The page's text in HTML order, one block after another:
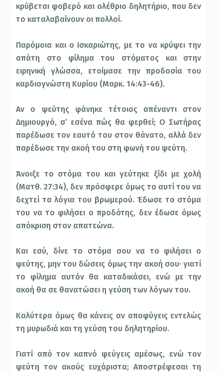
κρύβεται φοβερό και ολέθριο δηλητήριο, που δεν
το καταλαβαίνουν οι πολλοί.
Παρόμοια και ο Ισκαριώτης, με το να κρύψει την
απάτη στο φίλημα του στόματος και στην
ειρηνική γλώσσα, ετοίμασε την προδοσία του
καρδιογνώστη Κυρίου (Μαρκ. 14:43-46).
Αν ο ψεύτης φάνηκε τέτοιος απέναντι στον
Δημιουργό, σ’ εσένα πώς θα φερθεί; Ο Σωτήρας
παρέδωσε τον εαυτό του στον θάνατο, αλλά δεν
παρέδωσε την ακοή του στη φωνή του ψεύτη.
Άνοιξε το στόμα του και γεύτηκε ξίδι με χολή
(Ματθ. 27:34), δεν πρόσφερε όμως το αυτί του να
δεχτεί τα λόγια του βρωμερού. Έδωσε το στόμα
του να το φιλήσει ο προδότης, δεν έδωσε όμως
απόκριση στον απατεώνα.
Και εσύ, δίνε το στόμα σου να το φιλήσει ο
ψεύτης, μην του δώσεις όμως την ακοή σου· γιατί
το φίλημα αυτόν θα καταδικάσει, ενώ με την
ακοή θα σε θανατώσει η γεύση των λόγων του.
Καλύτερα όμως θα κάνεις αν αποφύγεις εντελώς
τη μυρωδιά και τη γεύση του δηλητηρίου.
Γιατί από τον καπνό φεύγεις αμέσως, ενώ τον
ψεύτη τον ακούς ευχάριστα; Αποστρέφεσαι τη